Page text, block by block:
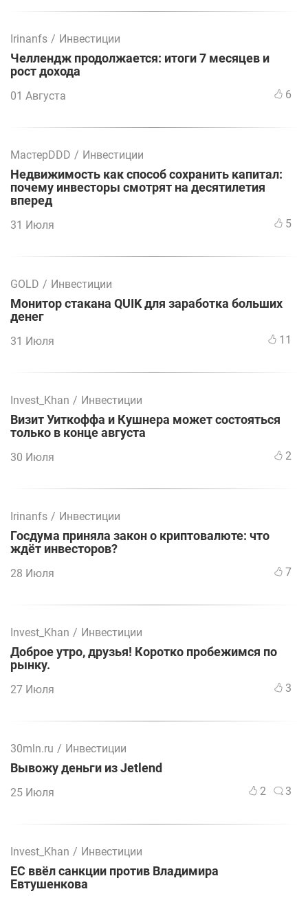
Irinanfs / Инвестиции
Челлендж продолжается: итоги 7 месяцев и
рост дохода
01 Августа 6
МастерDDD / Инвестиции
Недвижимость как способ сохранить капитал:
почему инвесторы смотрят на десятилетия
вперед
31 Июля 5
GOLD / Инвестиции
Монитор стакана QUIK для заработка больших
денег
31 Июля 11
Invest_Khan / Инвестиции
Визит Уиткоффа и Кушнера может состояться
только в конце августа
30 Июля 2
Irinanfs / Инвестиции
Госдума приняла закон о криптовалюте: что
ждёт инвесторов?
28 Июля 7
Invest_Khan / Инвестиции
Доброе утро, друзья! Коротко пробежимся по
рынку.
27 Июля 3
30mln.ru / Инвестиции
Вывожу деньги из Jetlend
25 Июля 2 3
Invest_Khan / Инвестиции
ЕС ввёл санкции против Владимира
Евтушенкова